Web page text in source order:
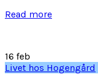
Read more
16 feb
Livet hos Hogengård